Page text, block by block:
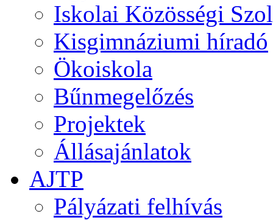
Iskolai Közösségi
Kisgimnáziumi híradó
Ökoiskola
Bűnmegelőzés
Projektek
Állásajánlatok
AJTP
Pályázati felhívás